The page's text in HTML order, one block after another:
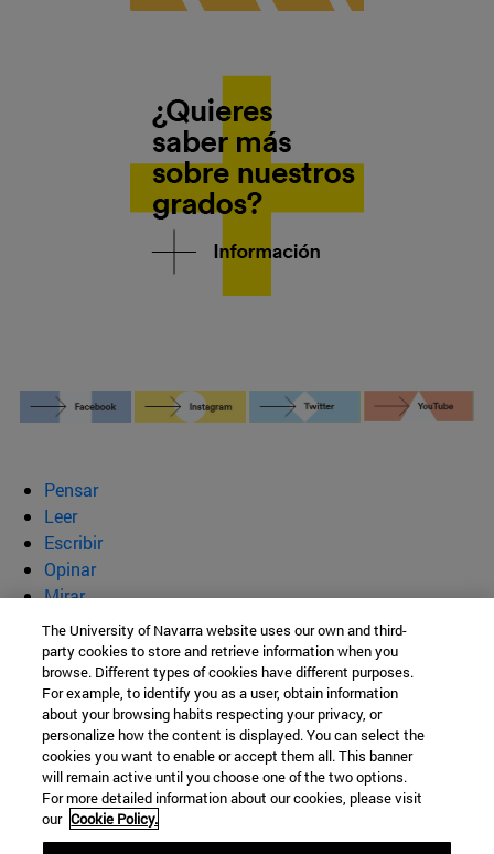
Pensar
Leer
Escribir
Opinar
Mirar
Quiénes somos
BeBrave
Campus Universitario s/n
Pamplona31009Navarra
The University of Navarra website uses our own and third-
party cookies to store and retrieve information when you
browse. Different types of cookies have different purposes.
For example, to identify you as a user, obtain information
about your browsing habits respecting your privacy, or
personalize how the content is displayed. You can select the
cookies you want to enable or accept them all. This banner
will remain active until you choose one of the two options.
For more detailed information about our cookies, please visit
our Cookie Policy.